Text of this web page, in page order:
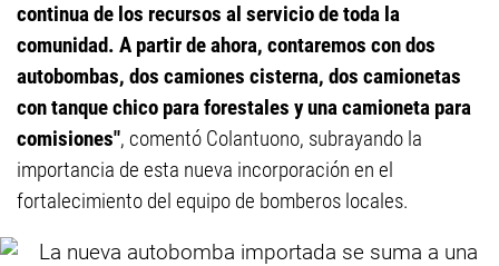
continua de los recursos al servicio de toda la
comunidad. A partir de ahora, contaremos con dos
autobombas, dos camiones cisterna, dos camionetas
con tanque chico para forestales y una camioneta para
comisiones", comentó Colantuono, subrayando la
importancia de esta nueva incorporación en el
fortalecimiento del equipo de bomberos locales.